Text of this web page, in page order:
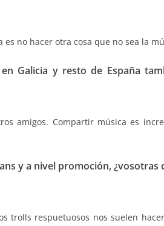
no hacer otra cosa que no sea la
Galicia y resto de España
amigos. Compartir música es
y a nivel promoción,
trolls respuetuosos nos suelen